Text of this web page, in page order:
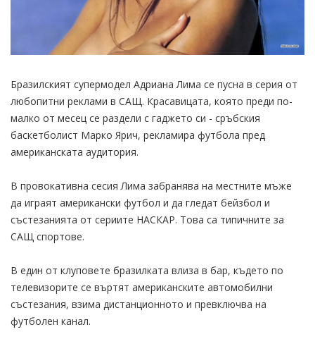
Бразилският супермодел Адриана Лима се пусна в серия от
любопитни реклами в САЩ. Красавицата, която преди по-
малко от месец се раздели с гаджето си - сръбския
баскетболист Марко Ярич, рекламира футбола пред
американската аудитория.
В провокативна сесия Лима забранява на местните мъже
да играят американски футбол и да гледат бейзбол и
състезанията от сериите НАСКАР. Това са типичните за
САЩ спортове.
В един от клуповете бразилката влиза в бар, където по
телевизорите се въртят американските автомобилни
състезания, взима дистанционното и превключва на
футболен канал.